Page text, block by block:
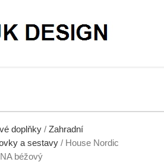
doplňky / Zahradní
a sestavy / House Nordic
béžový